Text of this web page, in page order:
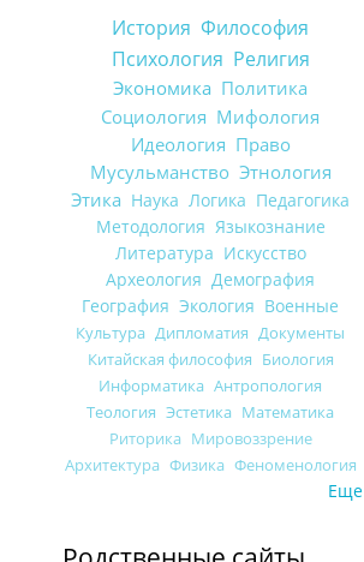
История Философия
Психология Религия
Экономика Политика
Социология Мифология
Идеология Право
Мусульманство Этнология
Этика Наука Логика Педагогика
Методология Языкознание
Литература Искусство
Археология Демография
География Экология Военные
Культура Дипломатия Документы
Китайская философия Биология
Информатика Антропология
Теология Эстетика Математика
Риторика Мировоззрение
Архитектура Физика Феноменология
Еще